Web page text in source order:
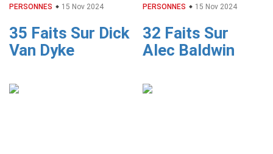
PERSONNES 15 Nov 2024
35 Faits Sur Dick
Van Dyke
PERSONNES 15 Nov 2024
32 Faits Sur
Alec Baldwin